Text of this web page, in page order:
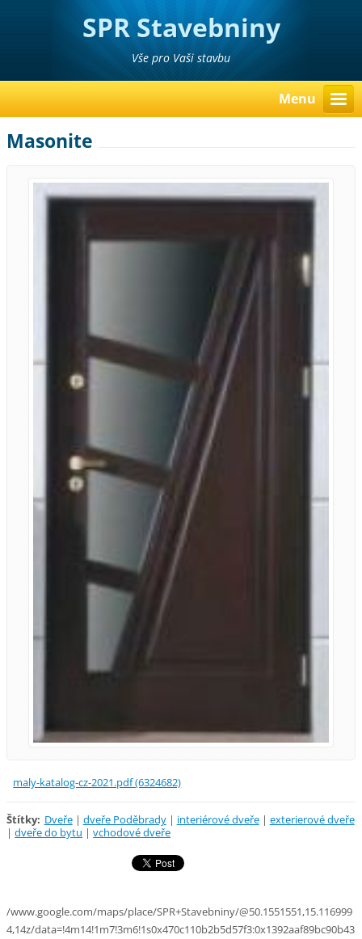
SPR Stavebniny
Poděbrady Pavel Richter
Vše pro Vaši stavbu
Menu
Masonite
maly-katalog-cz-2021.pdf (6324682)
Štítky: Dveře | dveře Poděbrady | interiérové dveře | exterierové dveře
| dveře do bytu | vchodové dveře
/www.google.com/maps/place/SPR+Stavebniny/@50.1551551,15.116999
4,14z/data=!4m14!1m7!3m6!1s0x470c110b2b5d57f3:0x1392aaf89bc90b43